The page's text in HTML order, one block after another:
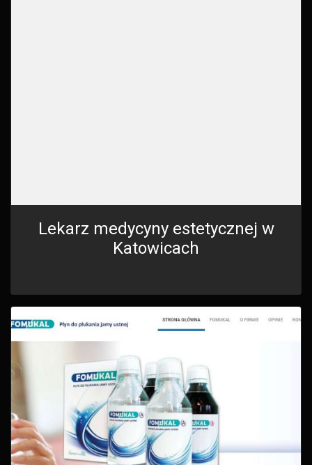
Lekarz medycyny estetycznej w
Katowicach